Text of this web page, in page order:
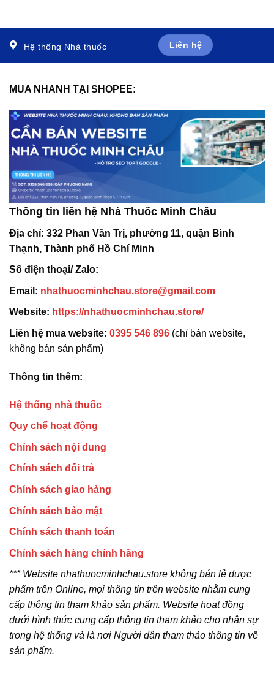
Hệ thống Nhà thuốc Liên hệ
MUA NHANH TẠI SHOPEE:
Thông tin liên hệ Nhà Thuốc Minh Châu
Địa chỉ: 332 Phan Văn Trị, phường 11, quận Bình
Thạnh, Thành phố Hồ Chí Minh
Số điện thoại/ Zalo:
Email: nhathuocminhchau.store@gmail.com
Website: https://nhathuocminhchau.store/
Liên hệ mua website: 0395 546 896 (chỉ bán website,
không bán sản phẩm)
Thông tin thêm:
Hệ thống nhà thuốc
Quy chế hoạt động
Chính sách nội dung
Chính sách đổi trả
Chính sách giao hàng
Chính sách bảo mật
Chính sách thanh toán
Chính sách hàng chính hãng
*** Website nhathuocminhchau.store không bán lẻ dược
phẩm trên Online, mọi thông tin trên website nhằm cung
cấp thông tin tham khảo sản phẩm. Website hoạt đồng
dưới hình thức cung cấp thông tin tham khảo cho nhân sự
trong hệ thống và là nơi Người dân tham thảo thông tin về
sản phẩm.